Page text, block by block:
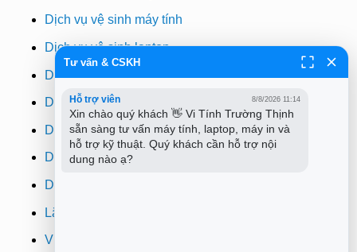
Dịch vụ vệ sinh máy tính
Dịch vụ vệ sinh laptop
Dịch vụ cài win
Dịch vụ cứu dữ liệu
Dịch vụ sửa wifi tại nhà
Dịch vụ sửa máy in
Dịch vụ nạp mực máy in
Lắp đặt camera quan sát tphcm
Vi tính Trường Thịnh
Tư vấn & CSKH
Hỗ trợ viên 8/8/2026 11:14
Xin chào quý khách 👋 Vi Tính Trường Thịnh
sẵn sàng tư vấn máy tính, laptop, máy in và
hỗ trợ kỹ thuật. Quý khách cần hỗ trợ nội
dung nào ạ?